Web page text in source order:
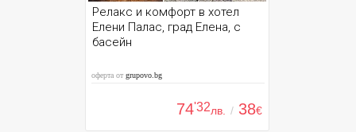
Релакс и комфорт в хотел
Елени Палас, град Елена, с
басейн
оферта отgrupovo.bg
74'32лв. / 38€